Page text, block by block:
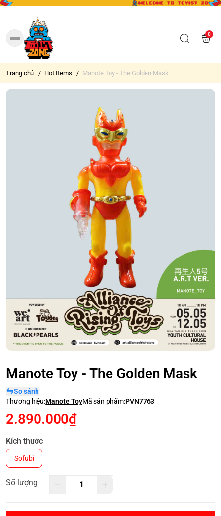
0
Trang chủ / Hot Items / Manote Toy - The Golden Mask
Manote Toy - The Golden Mask
So sánh
Thương hiệu:Manote ToyMã sản phẩm:PVN7763
2.890.000₫
Kích thước
Sofubi
Số lượng